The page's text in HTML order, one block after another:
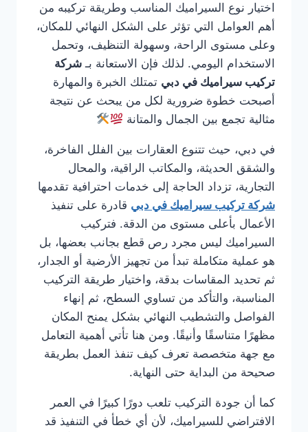
اختيار نوع السيراميك المناسب وطريقة تركيبه من
أهم العوامل التي تؤثر على الشكل النهائي للمكان،
وعلى مستوى الراحة، وسهولة التنظيف، وتحمل
الاستخدام اليومي. لذلك فإن الاستعانة بـ شركة
تركيب سيراميك في دبي تمتلك الخبرة والمهارة
أصبحت خطوة ضرورية لكل من يبحث عن نتيجة
مثالية تجمع بين الجمال والمتانة
في دبي، حيث تتنوع العقارات بين الفلل الفاخرة،
والشقق الحديثة، والمكاتب الراقية، والمحال
التجارية، تزداد الحاجة إلى خدمات احترافية تقدمها
شركة تركيب سيراميك في دبي قادرة على تنفيذ
الأعمال بأعلى مستوى من الدقة. فتركيب
السيراميك ليس مجرد رص قطع بجانب بعضها، بل
هو عملية متكاملة تبدأ من تجهيز الأرضية أو الجدار،
ثم تحديد المقاسات بدقة، واختيار طريقة التركيب
المناسبة، والتأكد من تساوي السطح، ثم إنهاء
الفواصل والتشطيب النهائي بشكل يمنح المكان
مظهرًا متناسقًا وأنيقًا. ومن هنا تأتي أهمية التعامل
مع جهة متخصصة تعرف كيف تنفذ العمل بطريقة
صحيحة من البداية حتى النهاية.
كما أن جودة التركيب تلعب دورًا كبيرًا في العمر
الافتراضي للسيراميك، لأن أي خطأ في التنفيذ قد